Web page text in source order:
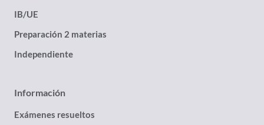
IB/UE
Preparación 2 materias
Independiente
Información
Exámenes resueltos